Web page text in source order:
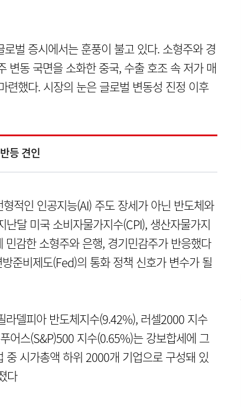
벌 증시에서는 훈풍이 불고 있다. 소형주와 경
변동 국면을 소화한 중국, 수출 호조 속 저가 매
했다. 시장의 눈은 글로벌 변동성 진정 이후
등 견인
적인 인공지능(AI) 주도 장세가 아닌 반도체와
달 미국 소비자물가지수(CPI), 생산자물가지
감한 소형주와 은행, 경기민감주가 반응했다
준비제도(Fed)의 통화 정책 신호가 변수가 될
델피아 반도체지수(9.42%), 러셀2000 지수
어스(S&P)500 지수(0.65%)는 강보합세에 그
시가총액 하위 2000개 기업으로 구성돼 있
다